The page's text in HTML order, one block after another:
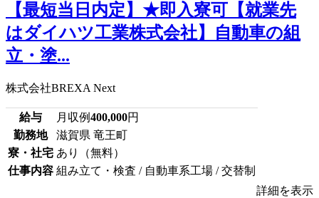
【最短当日内定】★即入寮可【就業先
はダイハツ工業株式会社】自動車の組
立・塗...
株式会社BREXA Next
給与 月収例400,000円
勤務地
滋賀県 竜王町
寮・社宅 あり（無料）
仕事内容 組み立て・検査 / 自動車系工場 / 交替制
詳細を表示